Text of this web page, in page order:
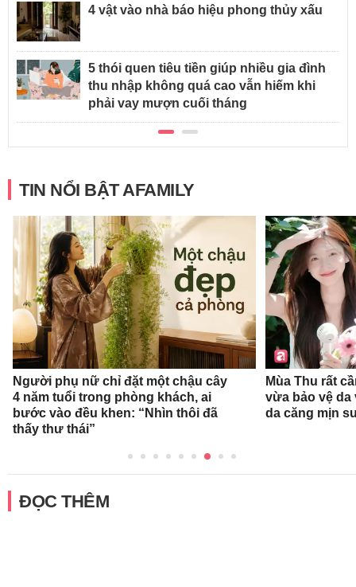
4 vật vào nhà báo hiệu phong thủy xấu
5 thói quen tiêu tiền giúp nhiều gia đình
thu nhập không quá cao vẫn hiếm khi
phải vay mượn cuối tháng
TIN NỔI BẬT AFAMILY
Người phụ nữ chỉ đặt một chậu cây
4 năm tuổi trong phòng khách, ai
bước vào đều khen: “Nhìn thôi đã
thấy thư thái”
Mùa Thu rất
vừa bảo vệ
da căng mịn
ĐỌC THÊM